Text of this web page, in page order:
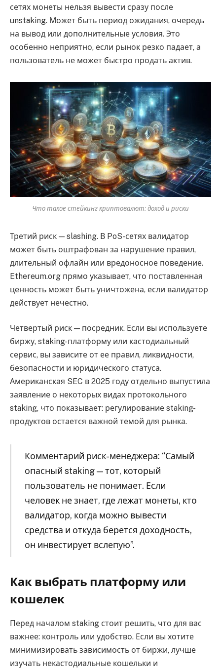
сетях монеты нельзя вывести сразу после
unstaking. Может быть период ожидания, очередь
на вывод или дополнительные условия. Это
особенно неприятно, если рынок резко падает, а
пользователь не может быстро продать актив.
Что такое стейкинг криптовалют: доход и риски
Третий риск — slashing. В PoS-сетях валидатор
может быть оштрафован за нарушение правил,
длительный офлайн или вредоносное поведение.
Ethereum.org прямо указывает, что поставленная
ценность может быть уничтожена, если валидатор
действует нечестно.
Четвертый риск — посредник. Если вы используете
биржу, staking-платформу или кастодиальный
сервис, вы зависите от ее правил, ликвидности,
безопасности и юридического статуса.
Американская SEC в 2025 году отдельно выпустила
заявление о некоторых видах протокольного
staking, что показывает: регулирование staking-
продуктов остается важной темой для рынка.
Комментарий риск-менеджера: “Самый
опасный staking — тот, который
пользователь не понимает. Если
человек не знает, где лежат монеты, кто
валидатор, когда можно вывести
средства и откуда берется доходность,
он инвестирует вслепую”.
Как выбрать платформу или
кошелек
Перед началом staking стоит решить, что для вас
важнее: контроль или удобство. Если вы хотите
минимизировать зависимость от биржи, лучше
изучать некастодиальные кошельки и